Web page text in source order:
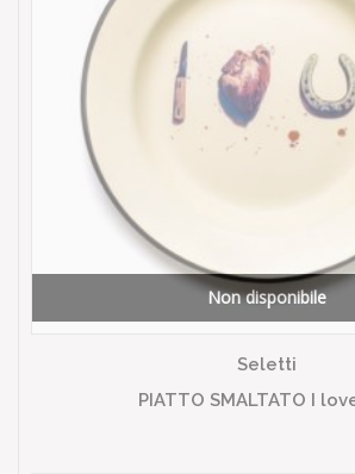
Non disponibile
Seletti
PIATTO SMALTATO I